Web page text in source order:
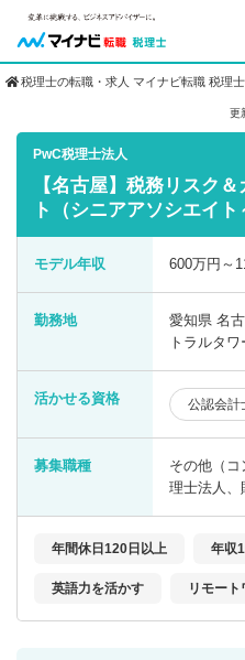
転職お役立ち情報
業界情報
税理士の転職・求人 マイナビ転職 税理士
更
PwC税理士法人
【名古屋】税務リスク
ト（シニアアソシエイト
モデル年収 600万円～
勤務地
愛知県 名
トラルタ
活かせる資格 公認会計
募集職種
その他（
理士法人、
年間休日120日以上 年収
英語力を活かす リモート